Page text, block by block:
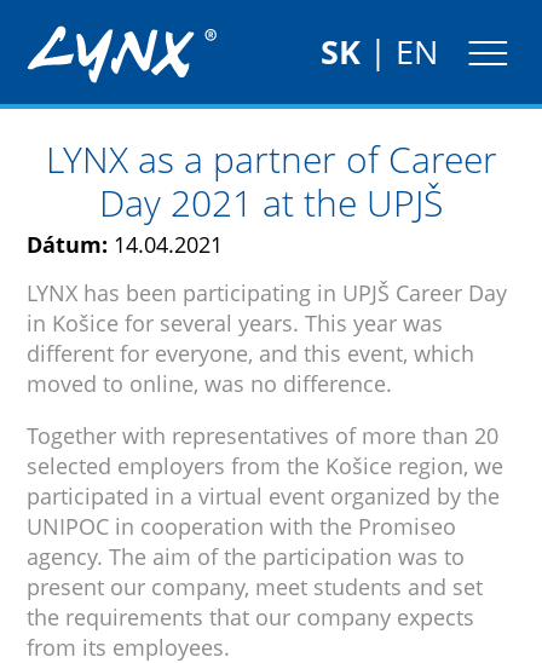
SK| EN
LYNX as a partner of Career
Day 2021 at the UPJŠ
Dátum: 14.04.2021
LYNX has been participating in UPJŠ Career Day
in Košice for several years. This year was
different for everyone, and this event, which
moved to online, was no difference.
Together with representatives of more than 20
selected employers from the Košice region, we
participated in a virtual event organized by the
UNIPOC in cooperation with the Promiseo
agency. The aim of the participation was to
present our company, meet students and set
the requirements that our company expects
from its employees.